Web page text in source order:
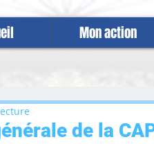
Mon action
de la